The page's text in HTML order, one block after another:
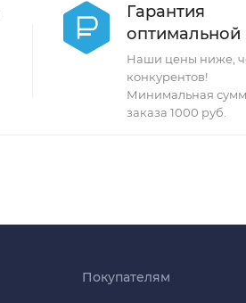
Гарантия
оптимальной
Наши цены ниже,
конкурентов!
Минимальная
заказа 1000 руб.
Покупателям